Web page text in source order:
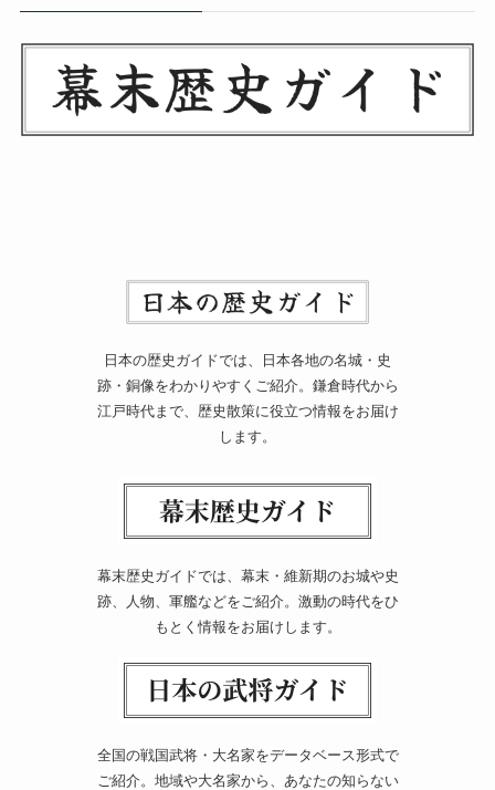
日本の歴史ガイドでは、日本各地の名城・史
跡・銅像をわかりやすくご紹介。鎌倉時代から
江戸時代まで、歴史散策に役立つ情報をお届け
します。
幕末歴史ガイドでは、幕末・維新期のお城や史
跡、人物、軍艦などをご紹介。激動の時代をひ
もとく情報をお届けします。
全国の戦国武将・大名家をデータベース形式で
ご紹介。地域や大名家から、あなたの知らない